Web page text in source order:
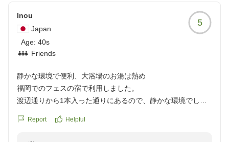
当館は建物が古く、ご不便をおかけした点もあったかと
存じますが、立地の利便性や周辺環境にご満足いただけ
大浴場の広さや朝風呂のご利用に関しましては、貴重な
ご意見をいただきありがとうございます。早朝のご出発
こと、心苦しく感じております。いただいたご意見は今
Inou
Japan
Age: 40s
Friends
5
静かな環境で便利、大浴場のお湯は熱め
福岡でのフェスの宿で利用しました。
渡辺通りから1本入った通りにあるので、静かな環境でし
囲に遅くまで営業している居酒屋等もあり、食事にも困りま
Report Helpful